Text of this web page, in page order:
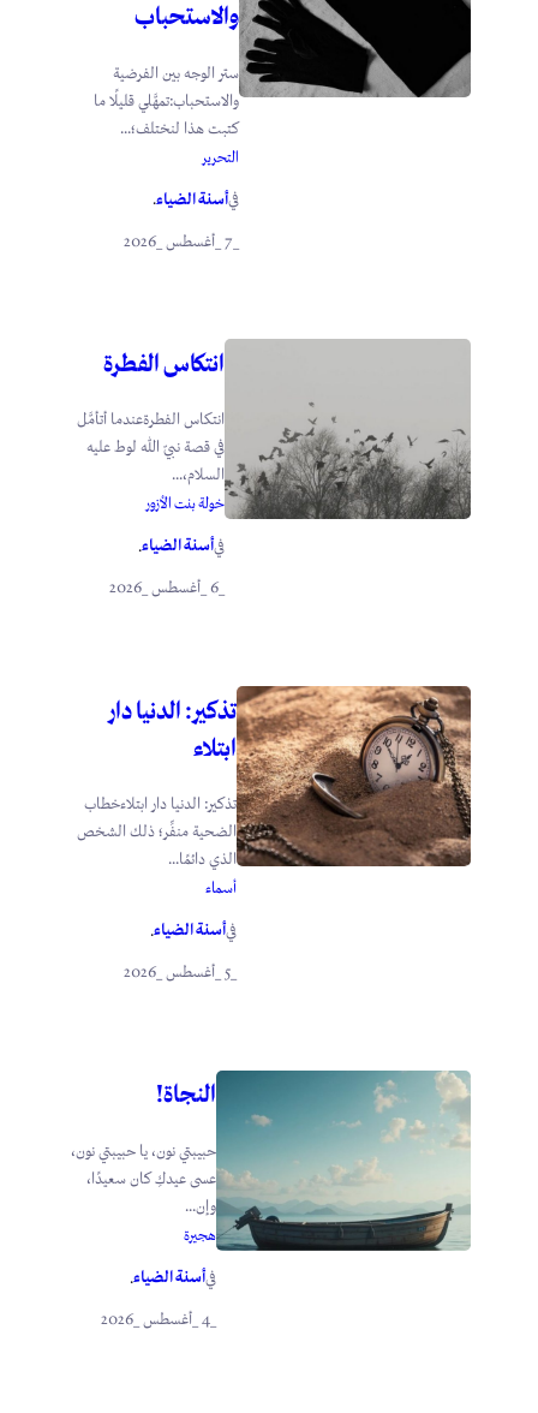
والاستحباب
ستر الوجه بين الفرضية
والاستحباب:تمهَّلي قليلًا ما
كتبت هذا لنختلف؛...
التحرير
فيأسنة الضياء.
انتكاس الفطرة
انتكاس الفطرةعندما أتأمَّل
في قصة نبيّ الله لوط عليه
السلام،...
خولة بنت الأزور
فيأسنة الضياء.
تذكير: الدنيا دار
ابتلاء
تذكير: الدنيا دار ابتلاءخطاب
الضحية منفِّر؛ ذلك الشخص
الذي دائمًا...
أسماء
فيأسنة الضياء.
_5 _أغسطس _2026
النجاة!
حبيبتي نون، يا حبيبتي نون،
عسى عيدكِ كان سعيدًا،
وإن...
هجيرة
فيأسنة الضياء.
_4 _أغسطس _2026